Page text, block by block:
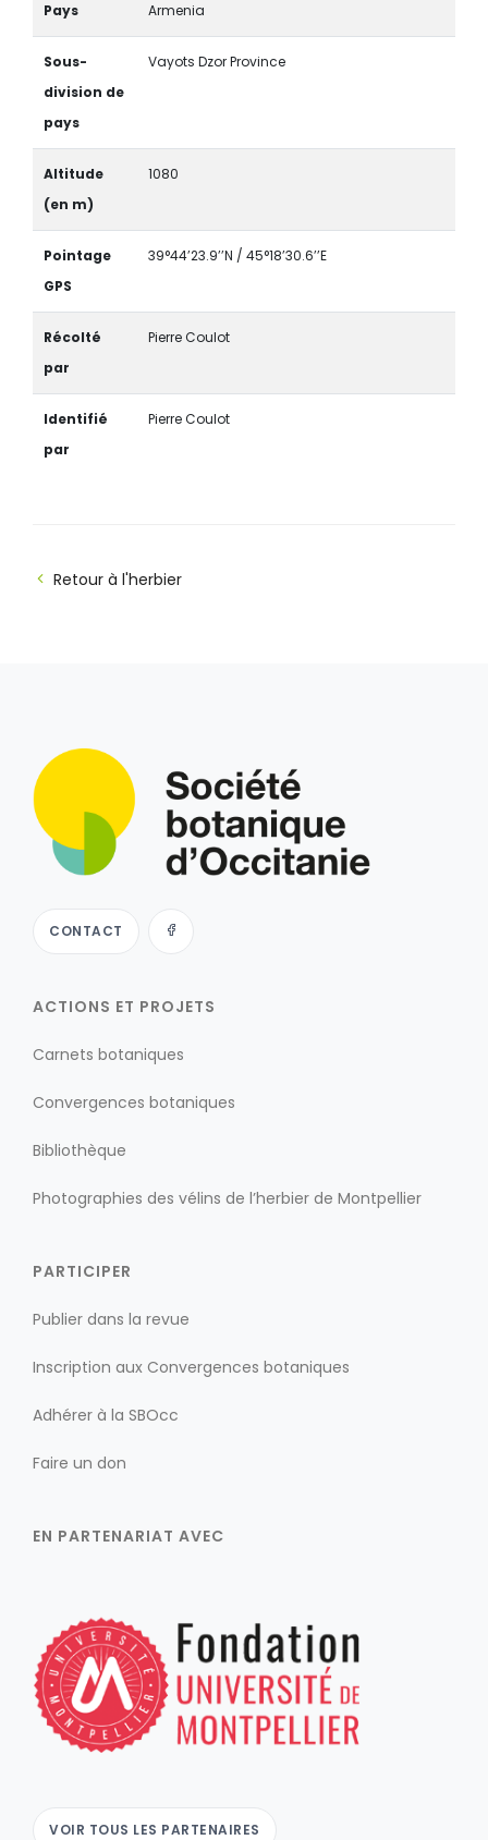
Pays Armenia
Sous-
division de
pays
Vayots Dzor Province
Altitude
(en m)
1080
Pointage
GPS
39°44’23.9’’N / 45°18’30.6’’E
Récolté
par
Pierre Coulot
Identifié
par
Pierre Coulot
Retour à l'herbier
CONTACT
ACTIONS ET PROJETS
Carnets botaniques
Convergences botaniques
Bibliothèque
Photographies des vélins de l’herbier de Montpellier
PARTICIPER
Publier dans la revue
Inscription aux Convergences botaniques
Adhérer à la SBOcc
Faire un don
EN PARTENARIAT AVEC
VOIR TOUS LES PARTENAIRES